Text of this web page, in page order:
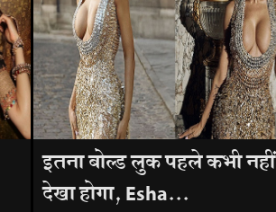
इतना बोल्ड लुक पहले कभी नहीं
देखा होगा, Esha...